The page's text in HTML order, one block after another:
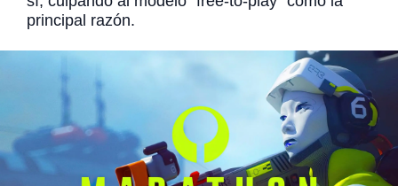
principal razón.